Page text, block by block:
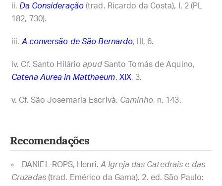
Da Consideração(trad. Ricardo da Costa), I, 2 (PL
182, 730).
A conversão de São Bernardo, III, 6.
Cf. Santo Hilárioapud Santo Tomás de Aquino,
Catena Aurea in Matthaeum, XIX, 3.
Cf. São Josemaría Escrivá, Caminho, n. 143.
Recomendações
DANIEL-ROPS, Henri. A Igreja das Catedrais e das
Cruzadas(trad. Emérico da Gama). 2. ed. São Paulo: